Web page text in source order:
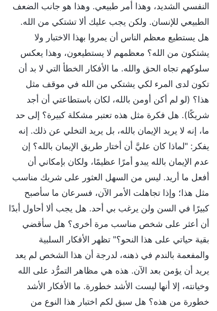
النفسي الشديد، وهذا أمر طبيعي. وهذا هو جانب الضعف
الطبيعي للإنسان. ولكن يجب عليك ألا تشتكي من الله.
هل يستطيع معظم الناس أن يمروا بهذا الاختبار ولا
يشتكون من الله؟ معظمهم لا يستطيعون، وهذا يعكس
سلوكهم تجاه الحق والله. ما الأفكار الخطأ التي لا بد أن
تكون لدى المرء لكي يشتكي من الله في موقف مثل
هذا؟ (لو لم أكن أومن بالله، لكان باستطاعتي أن أجد
شريكًا). هل فكرة مثل هذه تعتبر مشكلة كبيرة؟ إلى حد
ما، إنه لا يريد الإيمان بالله، بل يريد التخلي عن ذلك. إنه
يفكر: "لماذا كان عليَّ أن أختار طريق الإيمان بالله؟ إن
عدم الإيمان بالله يبدو أمرًا عظيمًا، ولكان بإمكاني أن
أفعل ما أريد. ليس من السهل العثور على شريك مناسب
مثل هذا؛ وإذا تجاهلت الأمر الآن، فسرعان ما سأصبح
كبيرًا في السن ولن يرغب بي أحد. هل يجب ألا أحاول أبدًا
أن أعثر على شخص مناسب مرة أخرى؟ هل سأقضي
بقية حياتي على هذا النحو؟" تظهر الأفكار السلبية
والمفعمة بالندم في ذهنه، لدرجة أن هذا الشخص لم يعد
يريد أن يؤمن بعد الآن. هذه هي مظاهر التمرُّد على الله
وخيانته، إلا أنها ليست الأشد خطورة. ما الأفكار الأشد
خطورة من هذه؟ هل سبق لكم اختبار هذا النوع من